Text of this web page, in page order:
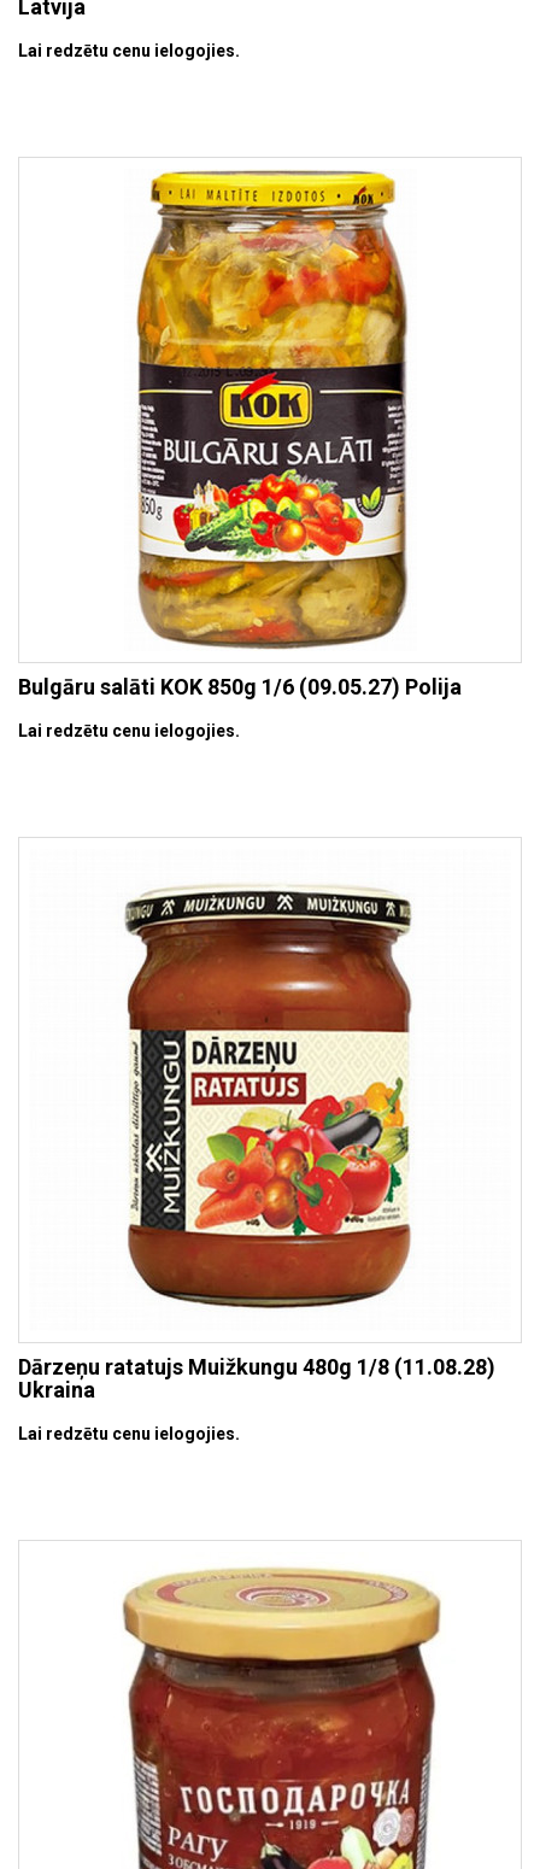
Latvija
Lai redzētu cenu ielogojies.
Bulgāru salāti KOK 850g 1/6 (09.05.27) Polija
Lai redzētu cenu ielogojies.
Dārzeņu ratatujs Muižkungu 480g 1/8 (11.08.28)
Ukraina
Lai redzētu cenu ielogojies.